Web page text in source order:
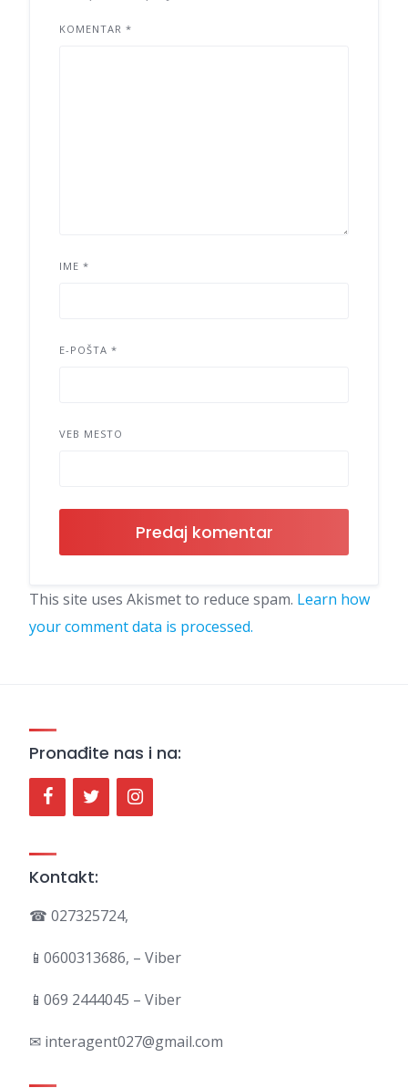
KOMENTAR *
IME *
E-POŠTA *
VEB MESTO
This site uses Akismet to reduce spam. Learn how
your comment data is processed.
Pronađite nas i na:
Kontakt:
☎ 027325724,
📱0600313686, – Viber
📱069 2444045 – Viber
✉ interagent027@gmail.com